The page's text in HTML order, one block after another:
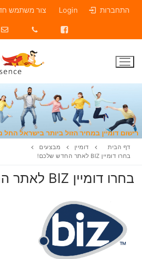
התחברות Login צור משתמש חדש
דומיין במחיר הזול ביותר בישראל החל מ- 61 ש"ח
דף הבית דומיין
מבצעים
בחרו דומיין BIZ לאתר החדש שלכם!
בחרו דומיין BIZ לאתר החדש שלכם!